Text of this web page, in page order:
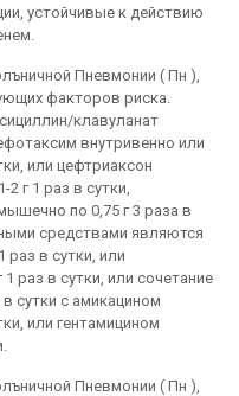
устойчивые к действию
Пневмонии ( Пн ),
факторов риска.
клавуланат
внутривенно или
или цефтриаксон
г 1 раз в сутки,
по 0,75 г 3 раза в
средствами являются
раз в сутки, или
раз в сутки, или сочетание
сутки с амикацином
или гентамицином
Пневмонии ( Пн ),